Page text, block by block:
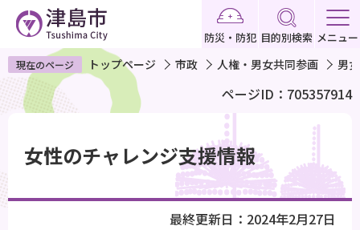
ペ
ー
ジ
で
す
防災・防犯 目的別検索 メニュー
現在のページ トップページ 市政 人権・男女共同参画 男
ページID：705357914
女性のチャレンジ支援情報
最終更新日：2024年2月27日